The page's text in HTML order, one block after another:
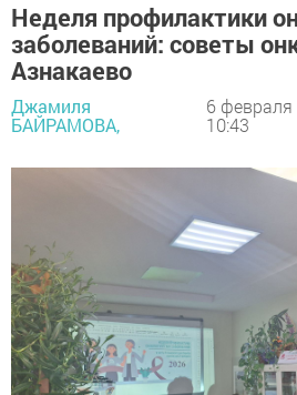
Неделя профилактики
заболеваний: советы
Азнакаево
Джамиля
БАЙРАМОВА,
6 февраля
10:43